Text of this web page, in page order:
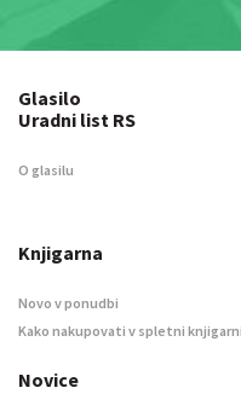
Glasilo
Uradni list RS
O glasilu
Knjigarna
Novo v ponudbi
Kako nakupovati v spletni knjigarni
Novice